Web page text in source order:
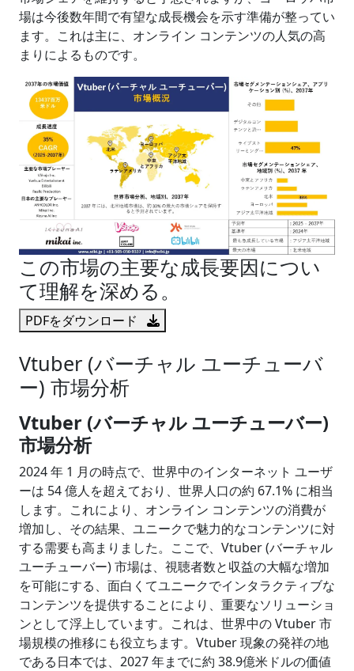
場は今後数年間で有望な成長機会を示す準備が整ってい
ます。これは主に、オンライン コンテンツの人気の高
まりによるものです。
この市場の主要な成長要因につい
て理解を深める。
PDFをダウンロード
Vtuber (バーチャル ユーチューバ
ー) 市場分析
Vtuber (バーチャル ユーチューバー)
市場分析
2024 年 1 月の時点で、世界中のインターネット ユーザ
ーは 54 億人を超えており、世界人口の約 67.1% に相当
します。これにより、オンライン コンテンツの消費が
増加し、その結果、ユニークで魅力的なコンテンツに対
する需要も高まりました。ここで、Vtuber (バーチャル
ユーチューバー) 市場は、視聴者数と収益の大幅な増加
を可能にする、面白くてユニークでインタラクティブな
コンテンツを提供することにより、重要なソリューショ
ンとして浮上しています。これは、世界中の Vtuber 市
場規模の推移にも役立ちます。Vtuber 現象の発祥の地
である日本では、2027 年までに約 38.9億米ドルの価値